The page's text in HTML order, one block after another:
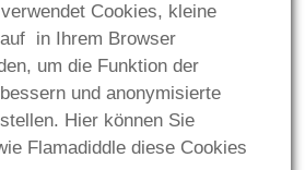
Cookies, kleine
in Ihrem Browser
um die Funktion der
und anonymisierte
Hier können Sie
Flamadiddle diese Cookies